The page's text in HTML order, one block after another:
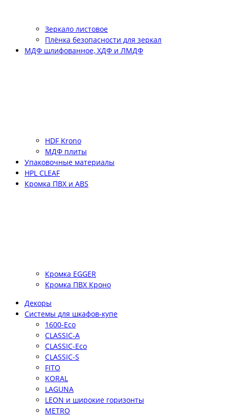
Зеркало листовое
Плёнка безопасности для зеркал
МДФ шлифованное, ХДФ и ЛМДФ
HDF Krono
МДФ плиты
Упаковочные материалы
HPL CLEAF
Кромка ПВХ и ABS
Кромка EGGER
Кромка ПВХ Кроно
Декоры
Системы для шкафов-купе
1600-Eco
CLASSIC-A
CLASSIC-Eco
CLASSIC-S
FITO
KORAL
LAGUNA
LEON и широкие горизонты
METRO